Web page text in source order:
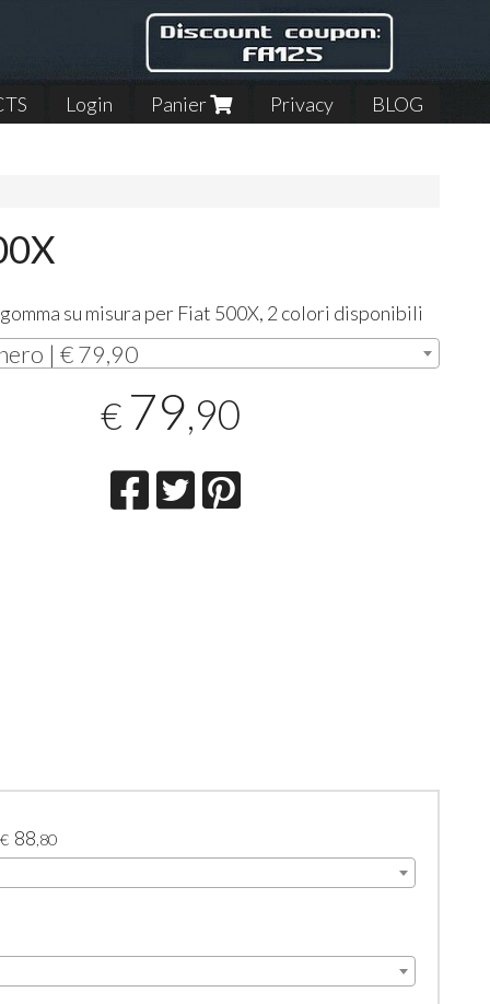
Login Panier Privacy BLOG
su misura per Fiat 500X, 2 colori disponibili
| € 79,90
€ 79,90
€ 88 ,80